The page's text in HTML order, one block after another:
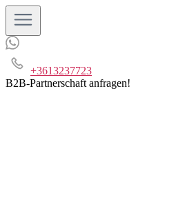
+3613237723
B2B-Partnerschaft anfragen!